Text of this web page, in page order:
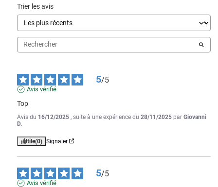
Trier les avis
5/5
Avis vérifié
Top
Avis du 16/12/2025 , suite à une expérience du 28/11/2025 par Giovanni
D.
Utile(0) Signaler
5/5
Avis vérifié